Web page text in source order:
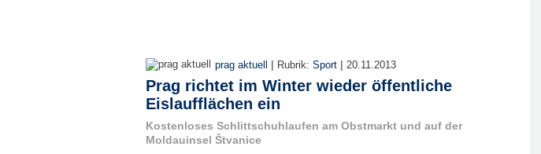
prag aktuell | Rubrik: Sport | 20.11.2013
Prag richtet im Winter wieder öffentliche
Eislaufflächen ein
Kostenloses Schlittschuhlaufen am Obstmarkt und auf der
Moldauinsel Štvanice